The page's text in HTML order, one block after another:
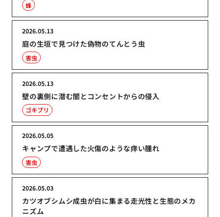
蜂
庭の生垣で見つけた偽物のてんとう虫
2026.05.13
害虫
壁の裏側に潜む闇とコンセントからの侵入
2026.05.13
ゴキブリ
キャンプで遭遇した火傷のような痒い腫れ
2026.05.05
害虫
カツオブシムシ成虫が白に集まる走光性と生態のメカ
ニズム
2026.05.03